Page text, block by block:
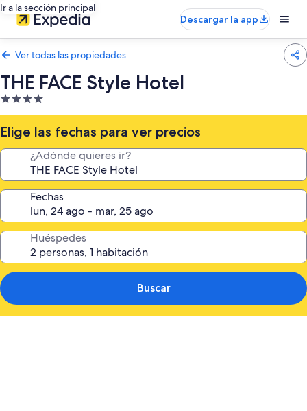
Ir a la sección principal
Descargar la app
Ver todas las propiedades
THE FACE Style Hotel
Propiedad
de
4.0
estrellas
Elige las fechas para ver precios
¿Adónde quieres ir?
Fechas
Huéspedes
Buscar